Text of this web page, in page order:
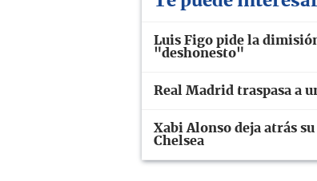
Luis Figo pide la
"deshonesto"
Real Madrid traspasa a
Xabi Alonso deja atrás
Chelsea